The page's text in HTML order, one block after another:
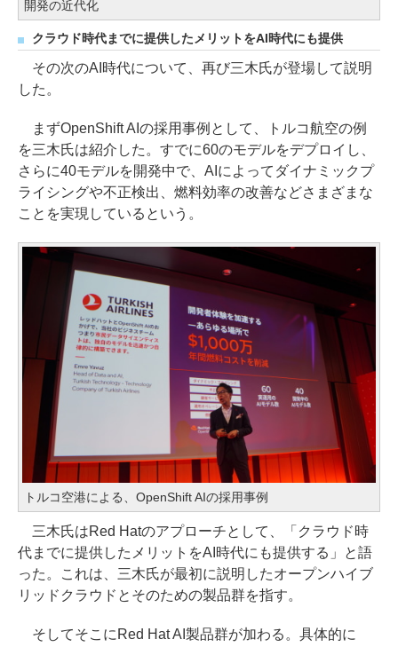
開発の近代化
クラウド時代までに提供したメリットをAI時代にも提供
その次のAI時代について、再び三木氏が登場して説明
した。
まずOpenShift AIの採用事例として、トルコ航空の例
を三木氏は紹介した。すでに60のモデルをデプロイし、
さらに40モデルを開発中で、AIによってダイナミックプ
ライシングや不正検出、燃料効率の改善などさまざまな
ことを実現しているという。
トルコ空港による、OpenShift AIの採用事例
三木氏はRed Hatのアプローチとして、「クラウド時
代までに提供したメリットをAI時代にも提供する」と語
った。これは、三木氏が最初に説明したオープンハイブ
リッドクラウドとそのための製品群を指す。
そしてそこにRed Hat AI製品群が加わる。具体的に